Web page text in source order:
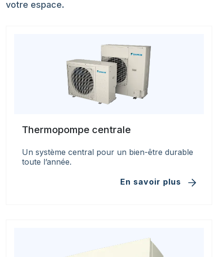
votre espace.
Thermopompe centrale
Un système central pour un bien-être durable
toute l’année.
En savoir plus